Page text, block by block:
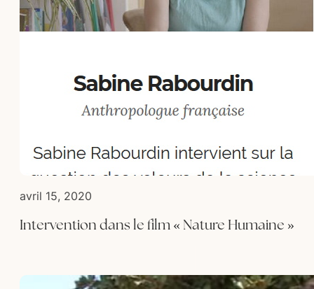
avril 15, 2020
Intervention dans le film « Nature Humaine »